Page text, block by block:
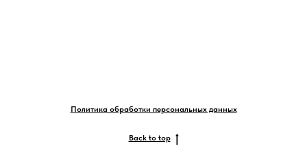
Политика обработки персональных данных
Back to top